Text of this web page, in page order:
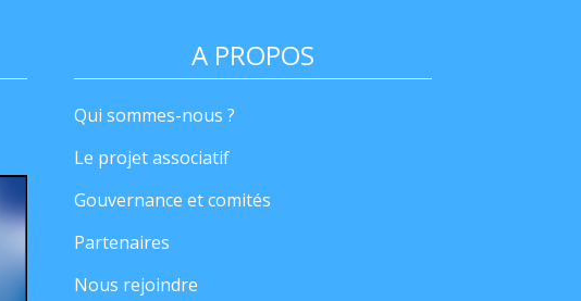
A PROPOS
Qui sommes-nous ?
Le projet associatif
Gouvernance et comités
Partenaires
Nous rejoindre